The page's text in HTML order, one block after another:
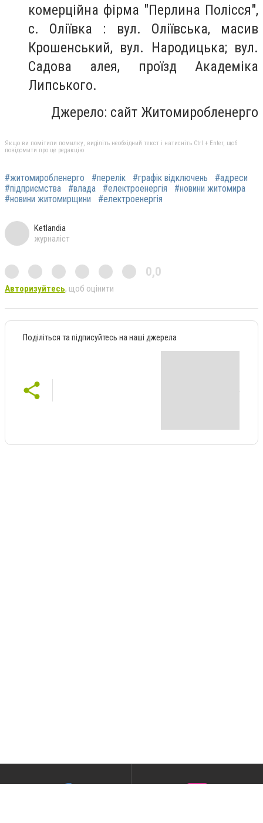
комерційна фірма "Перлина Полісся",
с. Оліївка : вул. Оліївська, масив
Крошенський, вул. Народицька; вул.
Садова алея, проїзд Академіка
Липського.
Джерело: сайт Житомиробленерго
Якщо ви помітили помилку, виділіть необхідний текст і натисніть Ctrl + Enter, щоб
повідомити про це редакцію
#житомиробленерго #перелік #графік відключень
#адреси
#підприємства
#влада #електроенергія
#новини житомира
#новини житомирщини
#електроенергія
Ketlandia
журналіст
0,0
Авторизуйтесь, щоб оцінити
Поділіться та підписуйтесь на наші джерела